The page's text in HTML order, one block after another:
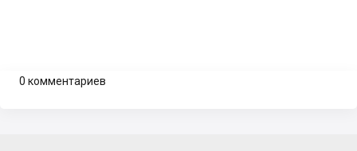
0 комментариев